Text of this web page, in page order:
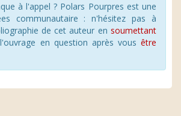
à l'appel ? Polars Pourpres est une
communautaire : n'hésitez pas à
de cet auteur en soumettant
en question après vous être